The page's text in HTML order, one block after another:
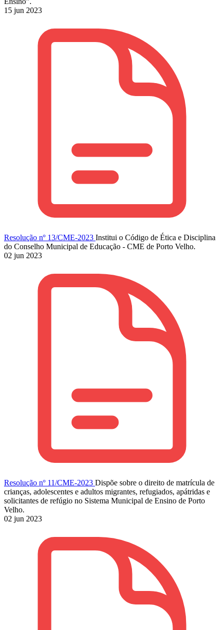
15 jun 2023
Resolução nº 13/CME-2023 Institui o Código de Ética e Disciplina
do Conselho Municipal de Educação - CME de Porto Velho.
02 jun 2023
Resolução nº 11/CME-2023 Dispõe sobre o direito de matrícula de
crianças, adolescentes e adultos migrantes, refugiados, apátridas e
solicitantes de refúgio no Sistema Municipal de Ensino de Porto
Velho.
02 jun 2023